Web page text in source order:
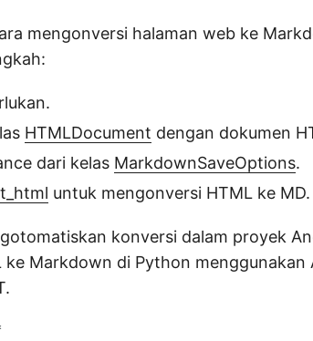
mengonversi halaman web ke
HTMLDocument dengan dokumen
dari kelas MarkdownSaveOptions.
untuk mengonversi HTML ke MD.
konversi dalam proyek
Markdown di Python menggunakan